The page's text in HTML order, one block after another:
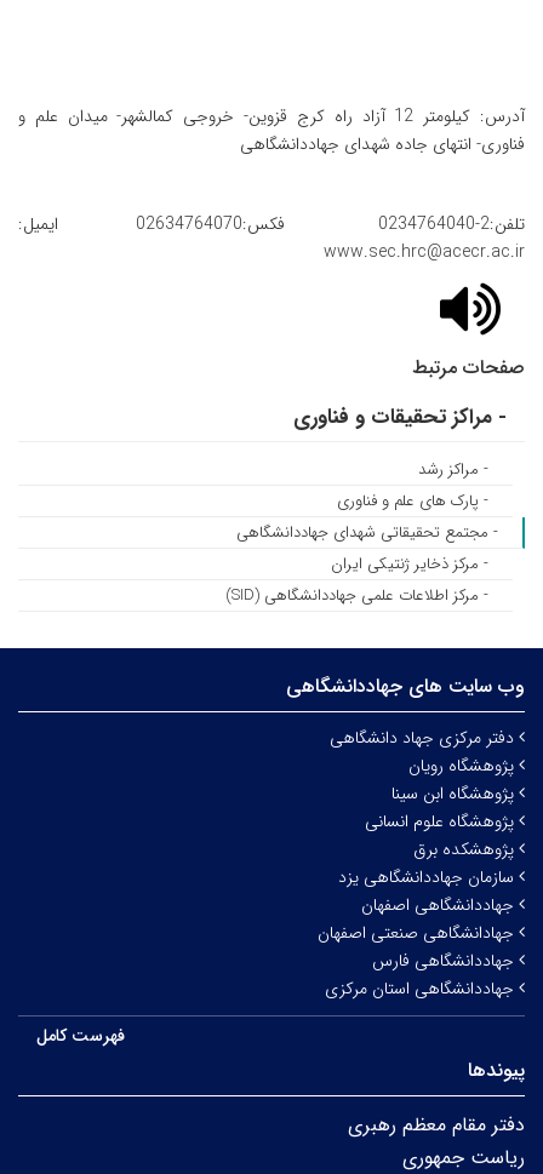
آدرس: کیلومتر 12 آزاد راه کرج قزوین- خروجی کمالشهر- میدان علم و
فناوری- انتهای جاده شهدای جهاددانشگاهی
تلفن:2-0234764040 فکس:02634764070 ایمیل:
www.sec.hrc@acecr.ac.ir
صفحات مرتبط
- مراکز تحقیقات و فناوری
- مراکز رشد
- پارک های علم و فناوری
- مجتمع تحقیقاتی شهدای جهاددانشگاهی
- مرکز ذخایر ژنتیکی ایران
- مرکز اطلاعات علمی جهاددانشگاهی (SID)
وب سایت های جهاددانشگاهی
دفتر مرکزی جهاد دانشگاهی
پژوهشگاه رویان
پژوهشگاه ابن سینا
پژوهشگاه علوم انسانی
پژوهشکده برق
سازمان جهاددانشگاهی یزد
جهاددانشگاهی اصفهان
جهادانشگاهی صنعتی اصفهان
جهاددانشگاهی فارس
جهاددانشگاهی استان مرکزی
فهرست کامل
پیوندها
دفتر مقام معظم رهبری
ریاست جمهوری